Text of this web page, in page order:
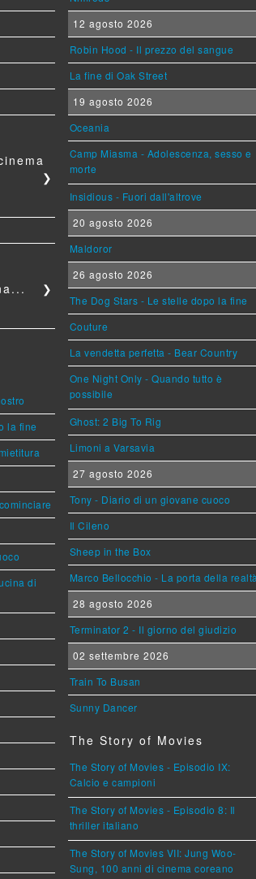
❯
❯
la fine
di
12 agosto 2026
Robin Hood - Il prezzo del sangue
La fine di Oak Street
19 agosto 2026
Oceania
Camp Miasma - Adolescenza, sesso e
morte
Insidious - Fuori dall'altrove
20 agosto 2026
Maldoror
26 agosto 2026
The Dog Stars - Le stelle dopo la fine
Couture
La vendetta perfetta - Bear Country
One Night Only - Quando tutto è
possibile
Ghost: 2 Big To Rig
Limoni a Varsavia
27 agosto 2026
Tony - Diario di un giovane cuoco
Il Cileno
Sheep in the Box
Marco Bellocchio - La porta della realtà
28 agosto 2026
Terminator 2 - Il giorno del giudizio
02 settembre 2026
Train To Busan
Sunny Dancer
The Story of Movies
The Story of Movies - Episodio IX:
Calcio e campioni
The Story of Movies - Episodio 8: Il
thriller italiano
The Story of Movies VII: Jung Woo-
Sung, 100 anni di cinema coreano